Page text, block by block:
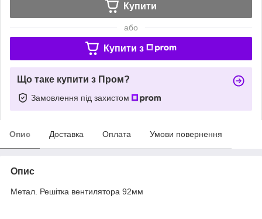
Купити
або
Купити з
Що таке купити з Пром?
Замовлення під захистом
Опис Доставка Оплата Умови повернення
Опис
Метал. Решітка вентилятора 92мм